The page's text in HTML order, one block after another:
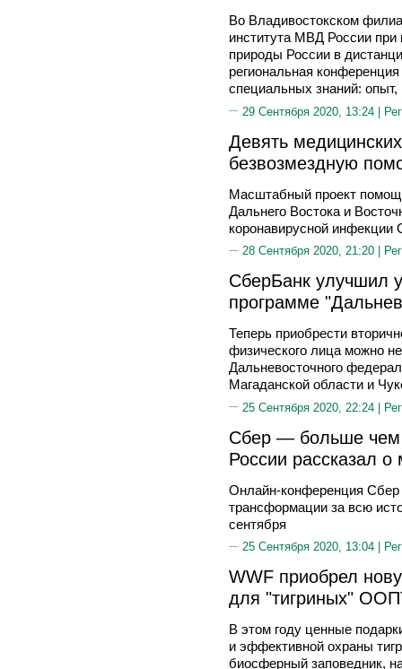
Во Владивостокском
института МВД России
природы России в
региональная
специальных знаний:
29 Сентября 2020, 13:24 |
Девять
безвозмездную
Масштабный проект
Дальнего Востока и
коронавирусной инфекции
28 Сентября 2020, 21:20 |
СберБанк улучшил
программе
Теперь приобрести
физического лица можно
Дальневосточного
Магаданской области и
25 Сентября 2020, 22:24 |
Сбер — больше чем
России рассказал
Онлайн-конференция
трансформации за всю
сентября
25 Сентября 2020, 13:04 |
WWF приобрел
для "тигриных"
В этом году ценные
и эффективной охраны
биосферный заповедник,